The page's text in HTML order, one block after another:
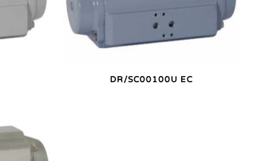
DR/SC00100U EC